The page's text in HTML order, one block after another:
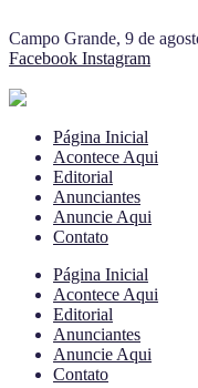
Campo Grande, 9 de
Facebook Instagram
Página Inicial
Acontece Aqui
Editorial
Anunciantes
Anuncie Aqui
Contato
Página Inicial
Acontece Aqui
Editorial
Anunciantes
Anuncie Aqui
Contato